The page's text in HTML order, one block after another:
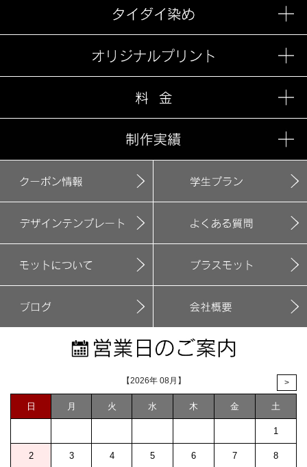
【2026年 08月】 >
日 月 火 水 木 金 土
1
2 3 4 5 6 7 8